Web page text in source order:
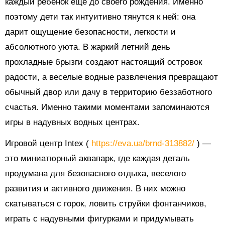
поэтому дети так интуитивно тянутся к ней: она
дарит ощущение безопасности, легкости и
абсолютного уюта. В жаркий летний день
прохладные брызги создают настоящий островок
радости, а веселые водные развлечения превращают
обычный двор или дачу в территорию беззаботного
счастья. Именно такими моментами запоминаются
игры в надувных водных центрах.
Игровой центр Intex ( https://eva.ua/brnd-313882/ ) —
это миниатюрный аквапарк, где каждая деталь
продумана для безопасного отдыха, веселого
развития и активного движения. В них можно
скатываться с горок, ловить струйки фонтанчиков,
играть с надувными фигурками и придумывать